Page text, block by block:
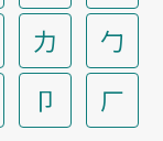
力
勹
卩
厂